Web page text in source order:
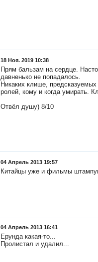
18 Ноя. 2019 10:38
Прям бальзам на сердце.
давненько не попадалось.
Никаких клише,
ролей, кому и когда умирать.
Отвёл душу) 8/10
04 Апрель 2013 19:57
Китайцы уже и фильмы
04 Апрель 2013 16:41
Ерунда какая-то...
Пролистал и удалил...